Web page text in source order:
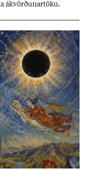
ákvörð­un­ar­töku.